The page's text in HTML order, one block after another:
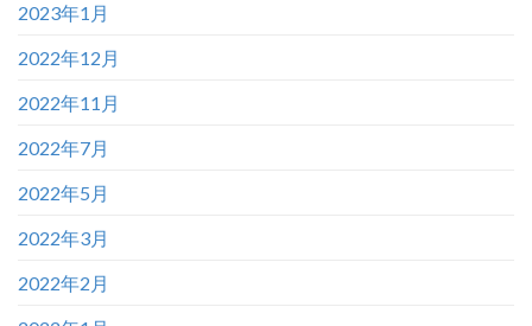
2023年1月
2022年12月
2022年11月
2022年7月
2022年5月
2022年3月
2022年2月